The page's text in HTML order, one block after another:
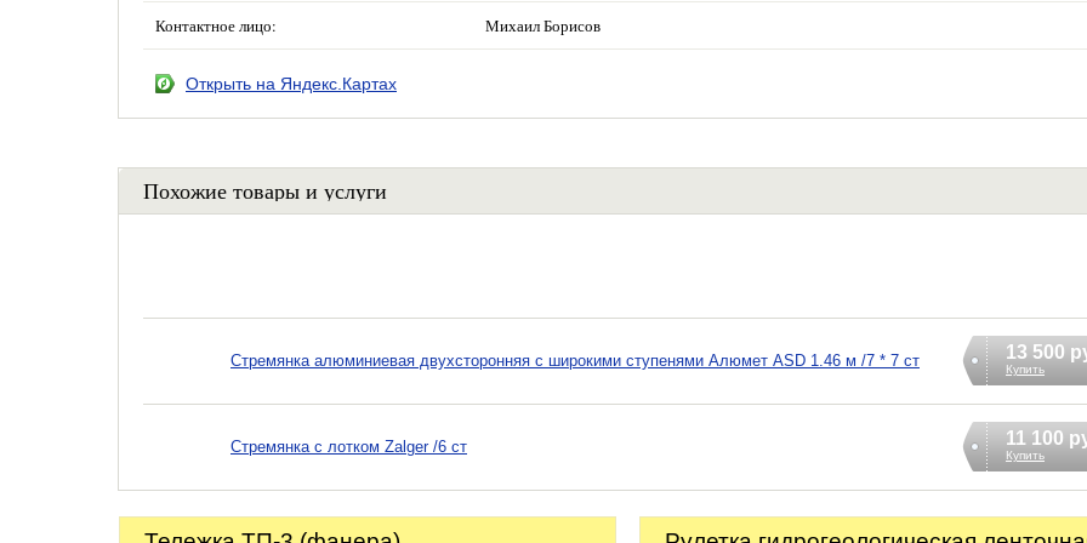
Контактное лицо: Михаил Борисов
Открыть на Яндекс.Картах
Похожие товары и услуги
Стремянка алюминиевая двухсторонняя с широкими ступенями Алюмет ASD 1.46 м /7 * 7 ст 13 500
Купить
Стремянка с лотком Zalger /6 ст 11 100
Купить